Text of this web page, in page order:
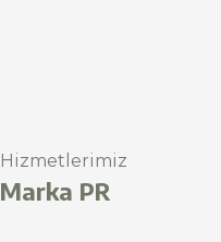
Hizmetlerimiz
Marka PR